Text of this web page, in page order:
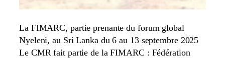
La FIMARC, partie prenante du forum global
Nyeleni, au Sri Lanka du 6 au 13 septembre 2025
Le CMR fait partie de la FIMARC : Fédération